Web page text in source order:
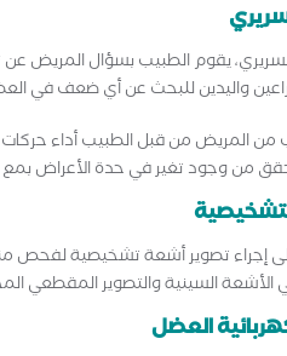
يقوم الطبيب بسؤال المريض عن
واليدين للبحث عن أي ضعف في
المريض من قبل الطبيب أداء حركات
من وجود تغير في حدة الأعراض
إجراء تصوير أشعة تشخيصية لفحص
السينية والتصوير المقطعي